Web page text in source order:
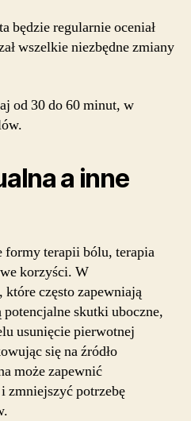
będzie regularnie oceniał
wszelkie niezbędne zmiany
od 30 do 60 minut, w
a inne
formy terapii bólu, terapia
korzyści. W
często zapewniają
skutki uboczne,
usunięcie pierwotnej
się na źródło
może zapewnić
zmniejszyć potrzebę